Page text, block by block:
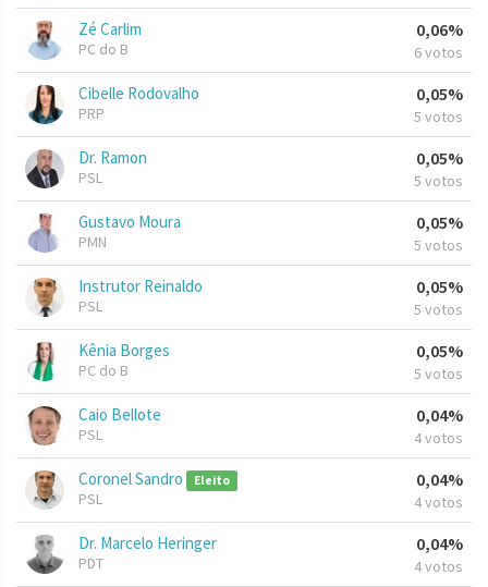
Zé Carlim
PC do B
0,06%
6 votos
Cibelle Rodovalho
PRP
0,05%
5 votos
Dr. Ramon
PSL
0,05%
5 votos
Gustavo Moura
PMN
0,05%
5 votos
Instrutor Reinaldo
PSL
0,05%
5 votos
Kênia Borges
PC do B
0,05%
5 votos
Caio Bellote
PSL
0,04%
4 votos
Coronel Sandro Eleito
PSL
0,04%
4 votos
Dr. Marcelo Heringer
PDT
0,04%
4 votos